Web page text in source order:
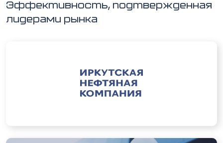
Эффективность, подтвержденная
лидерами рынка